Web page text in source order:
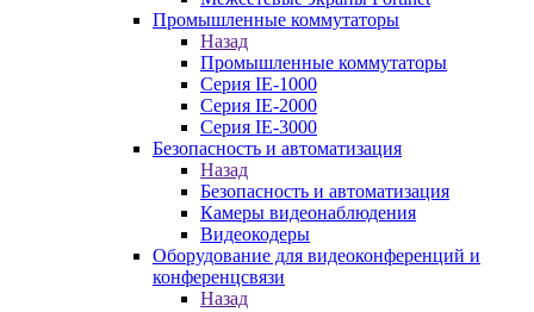
Промышленные коммутаторы
Назад
Промышленные коммутаторы
Серия IE-1000
Серия IE-2000
Серия IE-3000
Безопасность и автоматизация
Назад
Безопасность и автоматизация
Камеры видеонаблюдения
Видеокодеры
Оборудование для видеоконференций и
конференцсвязи
Назад